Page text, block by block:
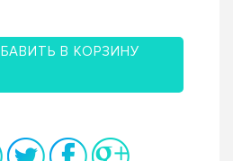
В КОРЗИНУ